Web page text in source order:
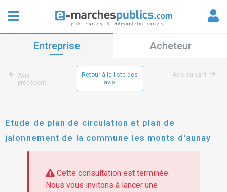
Entreprise Acheteur
Avis
précédent
Retour à la liste des
avis
Avis suivant
Etude de plan de circulation et plan de
jalonnement de la commune les monts d'aunay
Cette consultation est terminée.
Nous vous invitons à lancer une